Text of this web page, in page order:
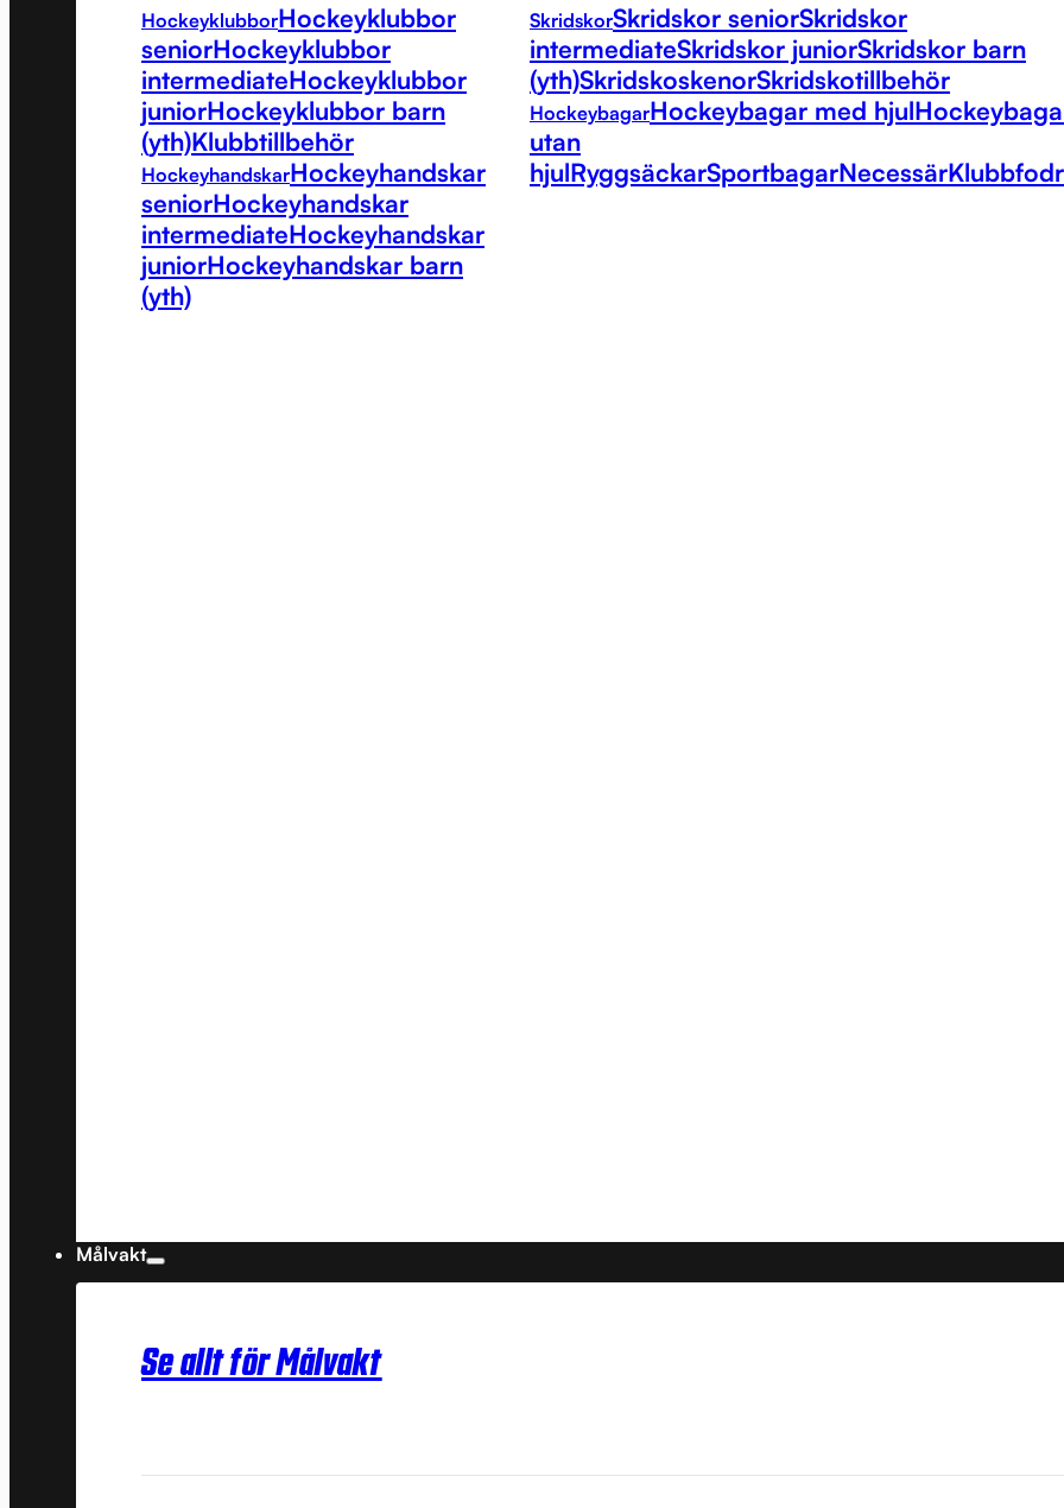
HockeyklubborHockeyklubbor
seniorHockeyklubbor
intermediateHockeyklubbor
juniorHockeyklubbor barn
(yth)Klubbtillbehör
HockeyhandskarHockeyhandskar
seniorHockeyhandskar
intermediateHockeyhandskar
juniorHockeyhandskar barn
(yth)
SkridskorSkridskor seniorSkridskor
intermediateSkridskor juniorSkridskor barn
(yth)SkridskoskenorSkridskotillbehör
HockeybagarHockeybagar med hjul
utan
hjulRyggsäckarSportbagarNecessär
Målvakt
Se allt för Målvakt